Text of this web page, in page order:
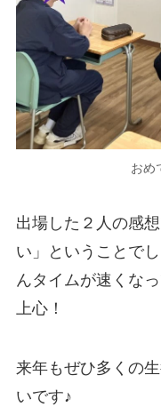
おめ
出場した２人の感
い」ということで
んタイムが速くな
上心！
来年もぜひ多くの
いです♪